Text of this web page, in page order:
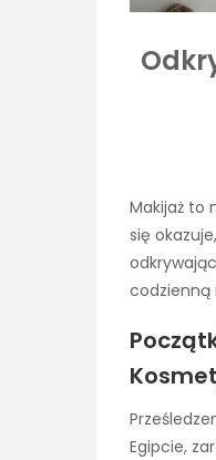
Makijaż to
się
codzienną
Egipcie,